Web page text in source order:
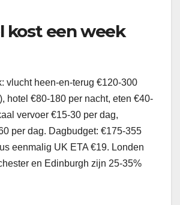
kost een week
vlucht heen-en-terug €120-300
hotel €80-180 per nacht, eten €40-
vervoer €15-30 per dag,
per dag. Dagbudget: €175-355
eenmalig UK ETA €19. Londen
en Edinburgh zijn 25-35%